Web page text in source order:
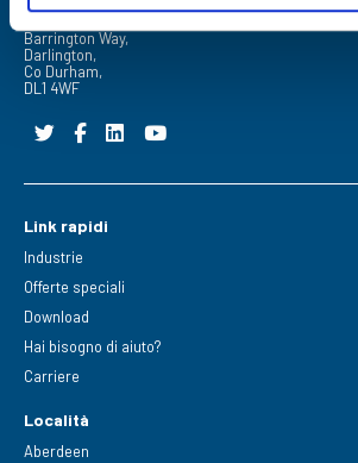
FPE Seals Ltd
Barrington Way,
Darlington,
Co Durham,
DL1 4WF
Link rapidi
Industrie
Offerte speciali
Download
Hai bisogno di aiuto?
Carriere
Località
Aberdeen